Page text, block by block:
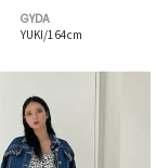
GYDA
YUKI/164cm